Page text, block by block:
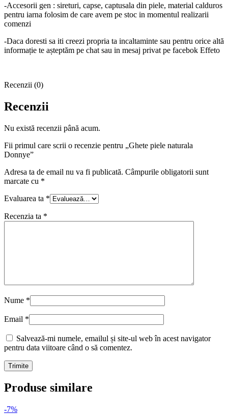
-Accesorii gen : sireturi, capse, captusala din piele, material calduros
pentru iarna folosim de care avem pe stoc in momentul realizarii
comenzi
-Daca doresti sa iti creezi propria ta incaltaminte sau pentru orice altă
informație te așteptăm pe chat sau in mesaj privat pe facebok Effeto
Recenzii (0)
Recenzii
Nu există recenzii până acum.
Fii primul care scrii o recenzie pentru „Ghete piele naturala
Donnye”
Adresa ta de email nu va fi publicată. Câmpurile obligatorii sunt
marcate cu *
Evaluarea ta *
Recenzia ta *
Nume *
Email *
Salvează-mi numele, emailul și site-ul web în acest navigator
pentru data viitoare când o să comentez.
Produse similare
-7%